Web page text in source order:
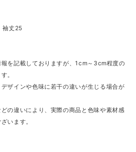
丈25
報を記載しておりますが、1cm～3cm程度の
。
ザインや色味に若干の違いが生じる場合が
の違いにより、実際の商品と色味や素材感
います。